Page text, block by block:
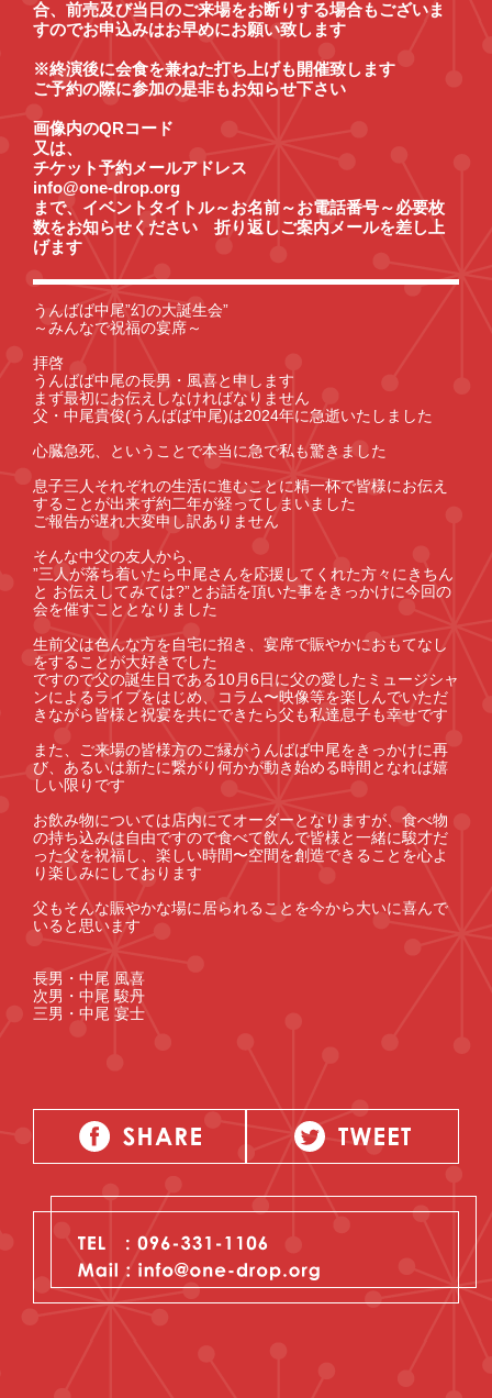
合、前売及び当日のご来場をお断りする場合もございま
すのでお申込みはお早めにお願い致します
※終演後に会食を兼ねた打ち上げも開催致します
ご予約の際に参加の是非もお知らせ下さい
画像内のQRコード
又は、
チケット予約メールアドレス
info@one-drop.org
まで、イベントタイトル～お名前～お電話番号～必要枚
数をお知らせください 折り返しご案内メールを差し上
げます
うんばば中尾”幻の大誕生会”
～みんなで祝福の宴席～
拝啓
うんばば中尾の長男・風喜と申します
まず最初にお伝えしなければなりません
父・中尾貴俊(うんばば中尾)は2024年に急逝いたしました
心臓急死、ということで本当に急で私も驚きました
息子三人それぞれの生活に進むことに精一杯で皆様にお伝え
することが出来ず約二年が経ってしまいました
ご報告が遅れ大変申し訳ありません
そんな中父の友人から、
”三人が落ち着いたら中尾さんを応援してくれた方々にきちん
と お伝えしてみては?”とお話を頂いた事をきっかけに今回の
会を催すこととなりました
生前父は色んな方を自宅に招き、宴席で賑やかにおもてなし
をすることが大好きでした
ですので父の誕生日である10月6日に父の愛したミュージシャ
ンによるライブをはじめ、コラム〜映像等を楽しんでいただ
きながら皆様と祝宴を共にできたら父も私達息子も幸せです
また、ご来場の皆様方のご縁がうんばば中尾をきっかけに再
び、あるいは新たに繋がり何かが動き始める時間となれば嬉
しい限りです
お飲み物については店内にてオーダーとなりますが、食べ物
の持ち込みは自由ですので食べて飲んで皆様と一緒に駿才だ
った父を祝福し、楽しい時間〜空間を創造できることを心よ
り楽しみにしております
父もそんな賑やかな場に居られることを今から大いに喜んで
いると思います
長男・中尾 風喜
次男・中尾 駿丹
三男・中尾 宴士